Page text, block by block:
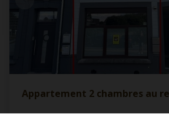
Appartement 2 chambres au